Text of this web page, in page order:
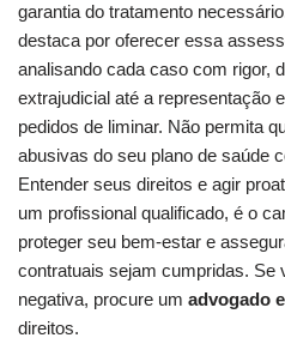
garantia do tratamento
destaca por oferecer essa
analisando cada caso com rigor,
extrajudicial até a representação
pedidos de liminar. Não permita
abusivas do seu plano de saúde
Entender seus direitos e agir
um profissional qualificado, é o
proteger seu bem-estar e
contratuais sejam cumpridas. Se
negativa, procure um advogado
direitos.